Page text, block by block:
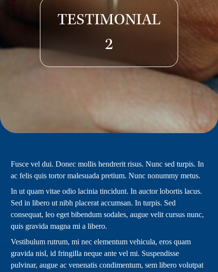
TESTIMONIAL
2
Fusce vel dui. Donec mollis hendrerit risus. Nunc sed turpis. In
ac felis quis tortor malesuada pretium. Nunc nonummy metus.
In ut quam vitae odio lacinia tincidunt. In auctor lobortis lacus.
Sed in libero ut nibh placerat accumsan. In turpis. Sed
consequat, leo eget bibendum sodales, augue velit cursus nunc,
quis gravida magna mi a libero.
Vestibulum rutrum, mi nec elementum vehicula, eros quam
gravida nisl, id fringilla neque ante vel mi. Suspendisse
pulvinar, augue ac venenatis condimentum, sem libero volutpat